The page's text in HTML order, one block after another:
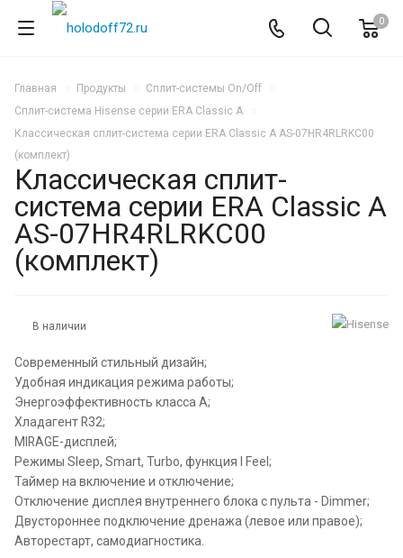
0
Главная Продукты
Сплит-системы On/Off
Сплит-система Hisense серии ERA Classic A
Классическая сплит-система серии ERA Classic A AS-07HR4RLRKC00
(комплект)
Классическая сплит-
система серии ERA Classic A
AS-07HR4RLRKC00
(комплект)
В наличии
Современный стильный дизайн;
Удобная индикация режима работы;
Энергоэффективность класса А;
Хладагент R32;
MIRAGE-дисплей;
Режимы Sleep, Smart, Turbo, функция I Feel;
Таймер на включение и отключение;
Отключение дисплея внутреннего блока с пульта - Dimmer;
Двустороннее подключение дренажа (левое или правое);
Авторестарт, самодиагностика.